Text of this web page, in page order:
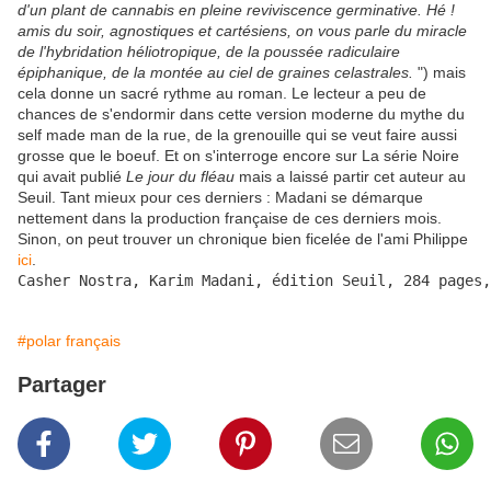
d'un plant de cannabis en pleine reviviscence germinative. Hé !
amis du soir, agnostiques et cartésiens, on vous parle du miracle
de l'hybridation héliotropique, de la poussée radiculaire
épiphanique, de la montée au ciel de graines celastrales. ") mais
cela donne un sacré rythme au roman. Le lecteur a peu de
chances de s'endormir dans cette version moderne du mythe du
self made man de la rue, de la grenouille qui se veut faire aussi
grosse que le boeuf. Et on s'interroge encore sur La série Noire
qui avait publié Le jour du fléau mais a laissé partir cet auteur au
Seuil. Tant mieux pour ces derniers : Madani se démarque
nettement dans la production française de ces derniers mois.
Sinon, on peut trouver un chronique bien ficelée de l'ami Philippe
ici
Casher Nostra, Karim Madani, édition Seuil, 284
#polar français
Partager